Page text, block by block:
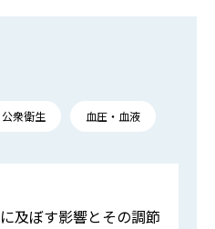
衆衛生 血圧・血液
及ぼす影響とその調節